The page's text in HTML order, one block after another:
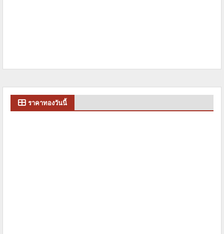
ราคาทองวันนี้